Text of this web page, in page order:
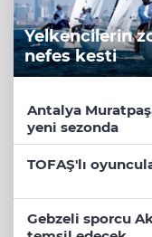
Yelkencilerin
nefes kesti
Antalya
yeni sezonda
TOFAŞ'lı
Gebzeli sporcu